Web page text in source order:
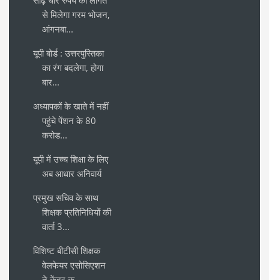
से मिलेगा गरम भोजन,
आंगनबा...
यूपी बोर्ड : उत्तरपुस्तिका
का रंग बदलेगा, होगा
बार...
अध्यापकों के खाते में नहीं
पहुंचे पेंशन के 80
करोड...
यूपी में उच्च शिक्षा के लिए
अब आधार अनिवार्य
प्रमुख सचिव के साथ
शिक्षक प्रतिनिधियों की
वार्ता 3...
विशिष्ट बीटीसी शिक्षक
वेलफेयर एसोसिएशन